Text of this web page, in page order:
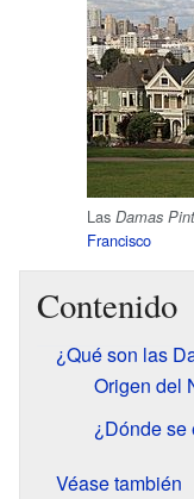
Las Damas
Francisco
Contenido
¿Qué son las
Origen del
¿Dónde se
Véase también